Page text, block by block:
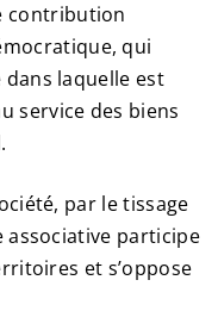
contribution
qui
dans laquelle est
service des biens
par le tissage
associative participe
et s’oppose